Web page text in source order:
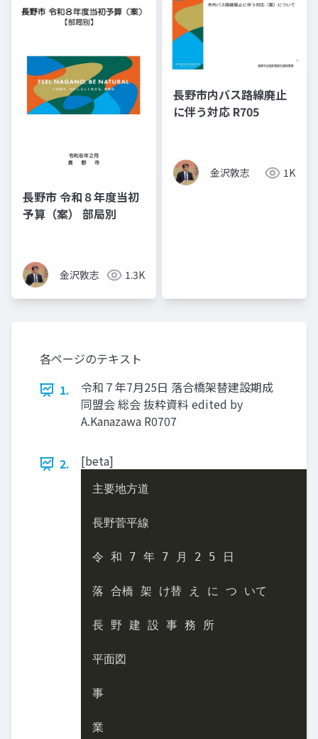
長野市 令和８年度当初
予算（案） 部局別
金沢敦志 1.3K
長野市内バス路線廃止
に伴う対応 R705
金沢敦志 1K
各ページのテキスト
1.
令和７年7月25日 落合橋架替建設期成
同盟会 総会 抜粋資料 edited by
A.Kanazawa R0707
2. [beta]
主要地方道
長野菅平線
令 和 7 年 7 月 2 5 日
落 合橋 架 け替 え に つ いて
長 野 建 設 事 務 所
平面図
事
業